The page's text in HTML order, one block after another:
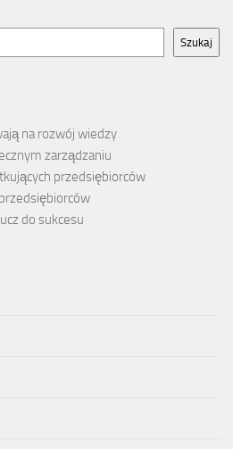
Szukaj
na rozwój wiedzy
zarządzaniu
przedsiębiorców
do sukcesu